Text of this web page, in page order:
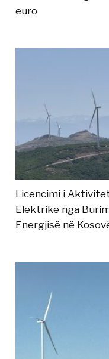
euro
Licencimi i
Elektrike nga
Energjisë në